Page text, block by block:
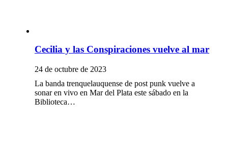
Cecilia y las Conspiraciones vuelve al mar
24 de octubre de 2023
La banda trenquelauquense de post punk vuelve a
sonar en vivo en Mar del Plata este sábado en la
Biblioteca…